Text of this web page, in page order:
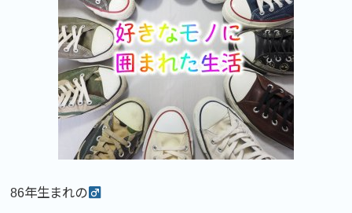
86年生まれの